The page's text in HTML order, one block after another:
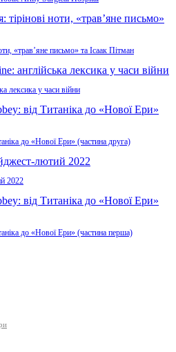
«трав’яне письмо» та Ісаак Пітман
лексика у часи війни
до «Нової Ери» (частина друга)
2022
до «Нової Ери» (частина перша)